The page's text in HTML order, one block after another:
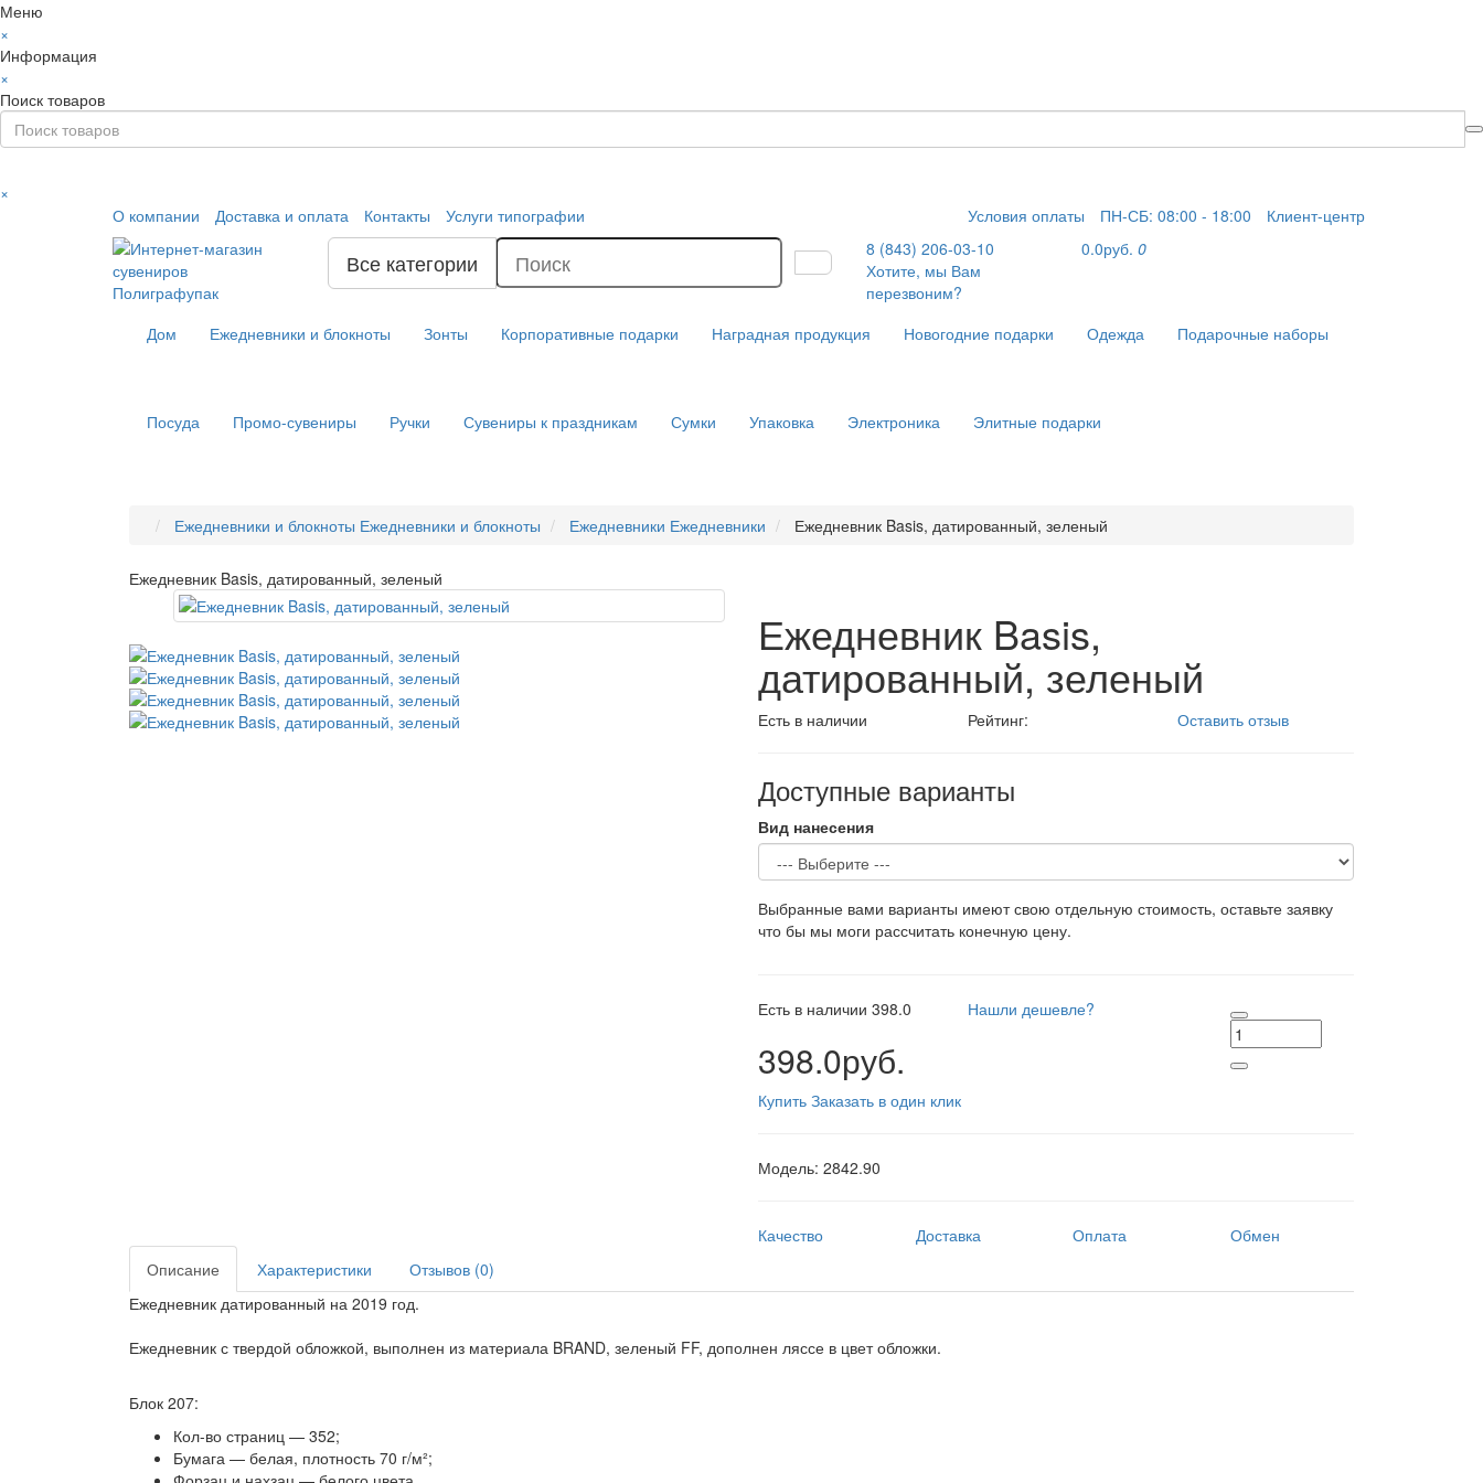
Меню
×
Информация
×
Поиск товаров
×
О компании
Доставка и оплата Контакты Услуги типографии Условия оплаты ПН-СБ: 08:00 - 18:00 Клиент-центр
Все категории
8 (843) 206-03-10
Хотите, мы Вам
перезвоним?
0.0руб. 0
Дом Ежедневники и блокноты Зонты Корпоративные подарки Наградная продукция Новогодние подарки Одежда Подарочные наборы
Посуда Промо-сувениры Ручки Сувениры к праздникам Сумки Упаковка Электроника Элитные подарки
Ежедневники и блокноты Ежедневники и блокноты Ежедневники Ежедневники Ежедневник Basis, датированный, зеленый
Ежедневник Basis, датированный, зеленый
Ежедневник Basis,
датированный, зеленый
Есть в наличии Рейтинг: Оставить отзыв
Доступные варианты
Вид нанесения
Выбранные вами варианты имеют свою отдельную стоимость, оставьте заявку
что бы мы моги рассчитать конечную цену.
Есть в наличии 398.0
398.0руб.
Нашли дешевле?
Купить Заказать в один клик
Модель: 2842.90
Качество Доставка Оплата
Обмен
Описание
Характеристики
Отзывов (0)
Ежедневник датированный на 2019 год.
Ежедневник с твердой обложкой, выполнен из материала BRAND, зеленый FF, дополнен ляссе в цвет обложки.
Блок 207:
Кол-во страниц — 352;
Бумага — белая, плотность 70 г/м²;